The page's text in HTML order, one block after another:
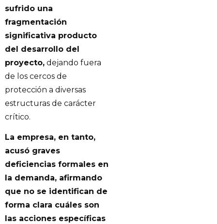
sufrido una
fragmentación
significativa producto
del desarrollo del
proyecto, dejando fuera
de los cercos de
protección a diversas
estructuras de carácter
crítico.
La empresa, en tanto,
acusó graves
deficiencias formales en
la demanda, afirmando
que no se identifican de
forma clara cuáles son
las acciones específicas